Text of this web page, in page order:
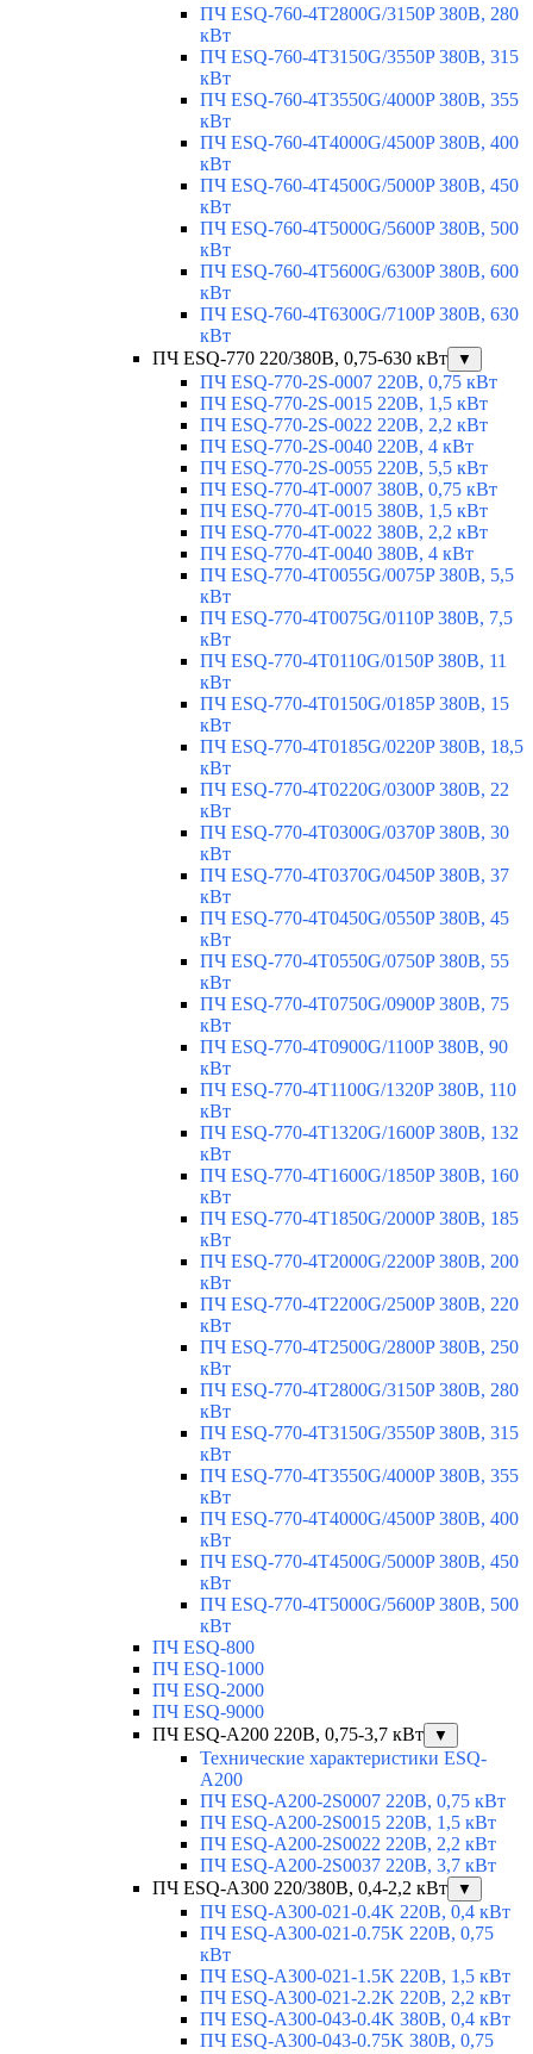
ПЧ ESQ-760-4T2800G/3150P 380В, 280
кВт
ПЧ ESQ-760-4T3150G/3550P 380В, 315
кВт
ПЧ ESQ-760-4T3550G/4000P 380В, 355
кВт
ПЧ ESQ-760-4T4000G/4500P 380В, 400
кВт
ПЧ ESQ-760-4T4500G/5000P 380В, 450
кВт
ПЧ ESQ-760-4T5000G/5600P 380В, 500
кВт
ПЧ ESQ-760-4T5600G/6300P 380В, 600
кВт
ПЧ ESQ-760-4T6300G/7100P 380В, 630
кВт
ПЧ ESQ-770 220/380В, 0,75-630 кВт
▼
ПЧ ESQ-770-2S-0007 220В, 0,75 кВт
ПЧ ESQ-770-2S-0015 220В, 1,5 кВт
ПЧ ESQ-770-2S-0022 220В, 2,2 кВт
ПЧ ESQ-770-2S-0040 220В, 4 кВт
ПЧ ESQ-770-2S-0055 220В, 5,5 кВт
ПЧ ESQ-770-4T-0007 380В, 0,75 кВт
ПЧ ESQ-770-4T-0015 380В, 1,5 кВт
ПЧ ESQ-770-4T-0022 380В, 2,2 кВт
ПЧ ESQ-770-4T-0040 380В, 4 кВт
ПЧ ESQ-770-4T0055G/0075P 380В, 5,5
кВт
ПЧ ESQ-770-4T0075G/0110P 380В, 7,5
кВт
ПЧ ESQ-770-4T0110G/0150P 380В, 11
кВт
ПЧ ESQ-770-4T0150G/0185P 380В, 15
кВт
ПЧ ESQ-770-4T0185G/0220P 380В, 18,5
кВт
ПЧ ESQ-770-4T0220G/0300P 380В, 22
кВт
ПЧ ESQ-770-4T0300G/0370P 380В, 30
кВт
ПЧ ESQ-770-4T0370G/0450P 380В, 37
кВт
ПЧ ESQ-770-4T0450G/0550P 380В, 45
кВт
ПЧ ESQ-770-4T0550G/0750P 380В, 55
кВт
ПЧ ESQ-770-4T0750G/0900P 380В, 75
кВт
ПЧ ESQ-770-4T0900G/1100P 380В, 90
кВт
ПЧ ESQ-770-4T1100G/1320P 380В, 110
кВт
ПЧ ESQ-770-4T1320G/1600P 380В, 132
кВт
ПЧ ESQ-770-4T1600G/1850P 380В, 160
кВт
ПЧ ESQ-770-4T1850G/2000P 380В, 185
кВт
ПЧ ESQ-770-4T2000G/2200P 380В, 200
кВт
ПЧ ESQ-770-4T2200G/2500P 380В, 220
кВт
ПЧ ESQ-770-4T2500G/2800P 380В, 250
кВт
ПЧ ESQ-770-4T2800G/3150P 380В, 280
кВт
ПЧ ESQ-770-4T3150G/3550P 380В, 315
кВт
ПЧ ESQ-770-4T3550G/4000P 380В, 355
кВт
ПЧ ESQ-770-4T4000G/4500P 380В, 400
кВт
ПЧ ESQ-770-4T4500G/5000P 380В, 450
кВт
ПЧ ESQ-770-4T5000G/5600P 380В, 500
кВт
ПЧ ESQ-800
ПЧ ESQ-1000
ПЧ ESQ-2000
ПЧ ESQ-9000
ПЧ ESQ-A200 220В, 0,75-3,7 кВт
▼
Технические характеристики ESQ-
A200
ПЧ ESQ-A200-2S0007 220В, 0,75 кВт
ПЧ ESQ-A200-2S0015 220В, 1,5 кВт
ПЧ ESQ-A200-2S0022 220В, 2,2 кВт
ПЧ ESQ-A200-2S0037 220В, 3,7 кВт
ПЧ ESQ-A300 220/380В, 0,4-2,2 кВт
▼
ПЧ ESQ-A300-021-0.4K 220В, 0,4 кВт
ПЧ ESQ-A300-021-0.75K 220В, 0,75
кВт
ПЧ ESQ-A300-021-1.5K 220В, 1,5 кВт
ПЧ ESQ-A300-021-2.2K 220В, 2,2 кВт
ПЧ ESQ-A300-043-0.4K 380В, 0,4 кВт
ПЧ ESQ-A300-043-0.75K 380В, 0,75